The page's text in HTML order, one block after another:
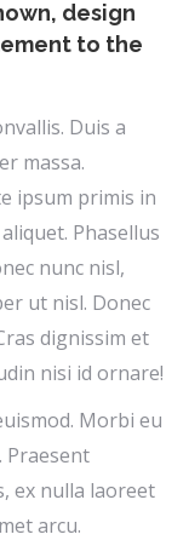
design
to the
Duis a
massa.
ipsum primis in
Phasellus
nunc nisl,
ut nisl. Donec
dignissim et
nisi id ornare!
Morbi eu
Praesent
ex nulla laoreet
arcu.